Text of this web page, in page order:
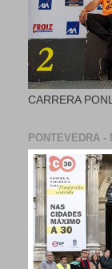
CARRERA
PONTEVEDRA -